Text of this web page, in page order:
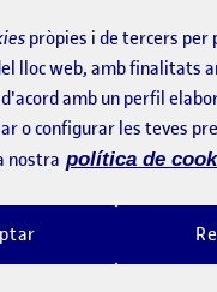
pròpies i de tercers
lloc web, amb finalitats
amb un perfil
o configurar les teves
nostra política de